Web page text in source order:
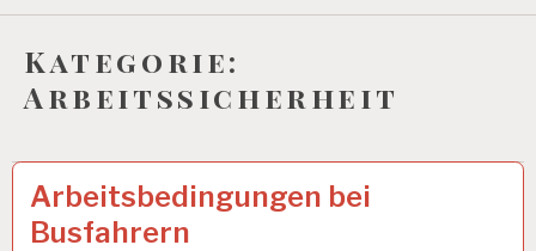
Kategorie:
Arbeitssicherheit
ARBEIT
UND
GESUNDHEIT…
Arbeitsbedingungen bei
Busfahrern
16 JAN. 2025